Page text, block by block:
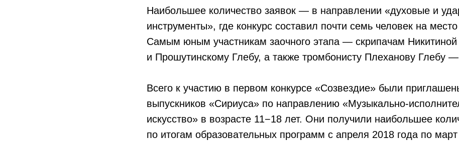
Наибольшее количество заявок — в направлении «духовые и
инструменты», где конкурс составил почти семь человек на
Самым юным участникам заочного этапа — скрипачам
и Прошутинскому Глебу, а также тромбонисту Плеханову Глебу
Всего к участию в первом конкурсе «Созвездие» были
выпускников «Сириуса» по направлению «Музыкально-
искусство» в возрасте 11−18 лет. Они получили наибольшее
по итогам образовательных программ с апреля 2018 года по